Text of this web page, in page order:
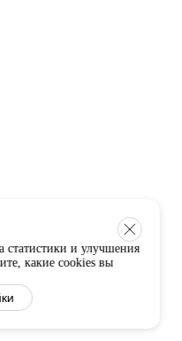
статистики и улучшения
какие cookies вы